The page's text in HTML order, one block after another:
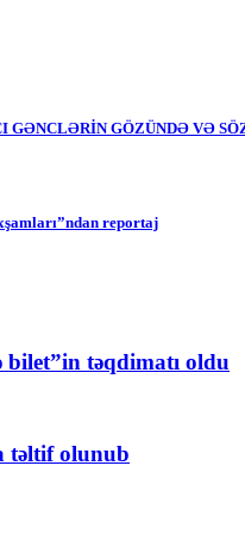
GƏNCLƏRİN GÖZÜNDƏ VƏ
reportaj
təqdimatı oldu
təltif olunub